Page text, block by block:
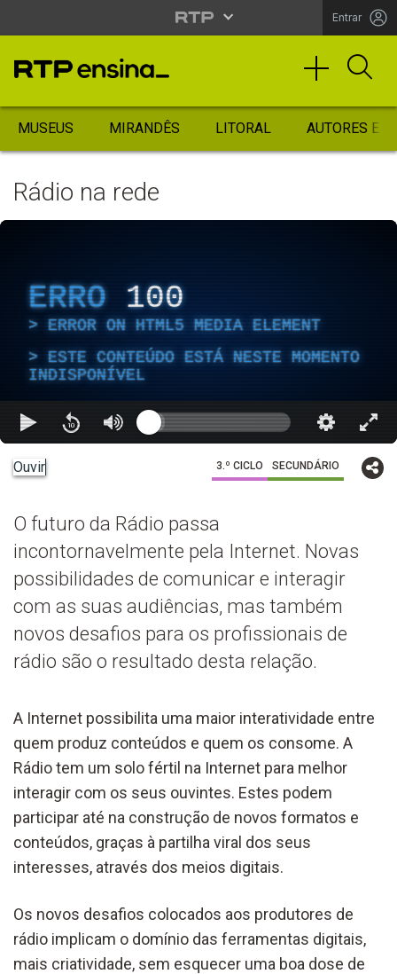
Entrar
MUSEUS MIRANDÊS LITORAL AUTORES
Rádio na rede
ERRO 100
ERROR ON HTML5 MEDIA ELEMENT
ESTE CONTEÚDO ESTÁ NESTE MOMENTO
INDISPONÍVEL
Ouvir 3.º CICLO SECUNDÁRIO
O futuro da Rádio passa
incontornavelmente pela Internet. Novas
possibilidades de comunicar e interagir
com as suas audiências, mas também
novos desafios para os profissionais de
rádio são o resultado desta relação.
A Internet possibilita uma maior interatividade entre
quem produz conteúdos e quem os consome. A
Rádio tem um solo fértil na Internet para melhor
interagir com os seus ouvintes. Estes podem
participar até na construção de novos formatos e
conteúdos, graças à partilha viral dos seus
interesses, através dos meios digitais.
Os novos desafios colocados aos produtores de
rádio implicam o domínio das ferramentas digitais,
mais criatividade, sem esquecer uma boa dose de